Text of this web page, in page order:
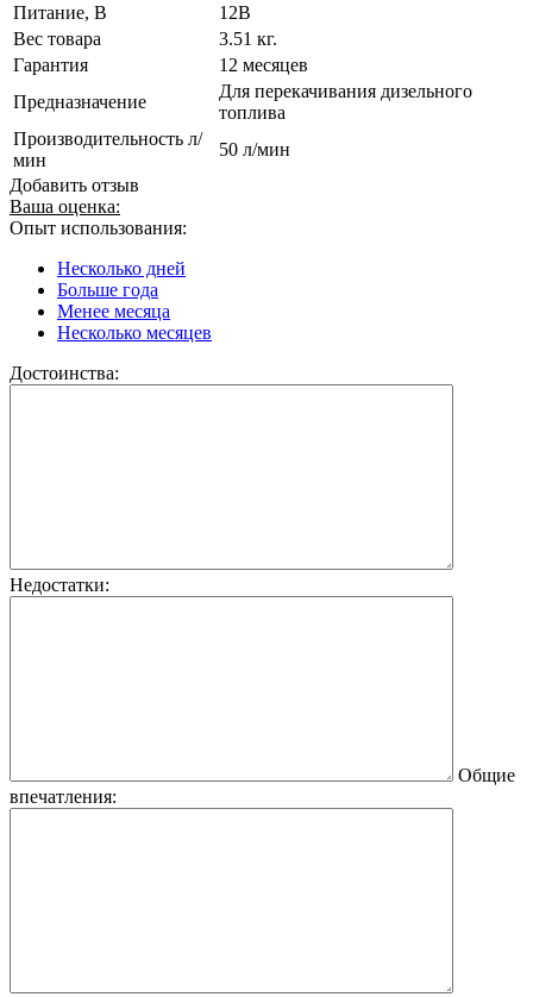
Питание, В
12В
Вес товара
3.51 кг.
Гарантия
12 месяцев
Предназначение
Для перекачивания дизельного
топлива
Производительность л/
мин
50 л/мин
Добавить отзыв
Ваша оценка:
Опыт использования:
Несколько дней
Больше года
Менее месяца
Несколько месяцев
Достоинства:
Недостатки:
Общие
впечатления: